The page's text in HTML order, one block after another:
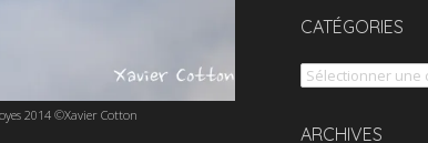
2014 ©Xavier Cotton
CATÉGORIES
Catégories
ARCHIVES
Archives